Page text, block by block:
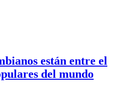
están entre el
del mundo